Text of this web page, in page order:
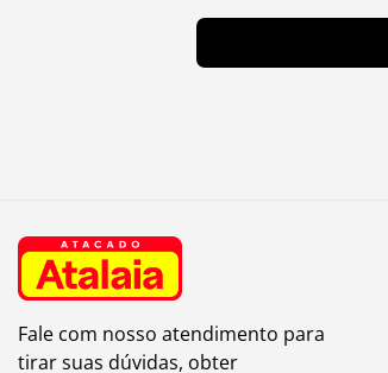
Fale com nosso atendimento para
tirar suas dúvidas, obter